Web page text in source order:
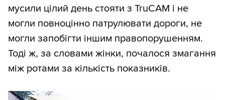
мусили цілий день стояти з TruCAM і не
могли повноцінно патрулювати дороги, не
могли запобігти іншим правопорушенням.
Тоді ж, за словами жінки, почалося змагання
між ротами за кількість показників.